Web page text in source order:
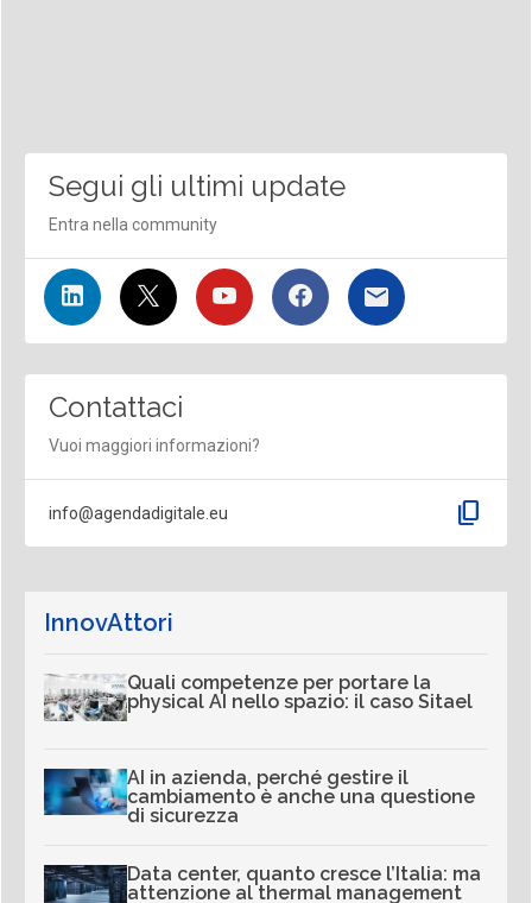
Segui gli ultimi update
Entra nella community
Contattaci
Vuoi maggiori informazioni?
info@agendadigitale.eu content_copy
InnovAttori
Quali competenze per portare la
physical AI nello spazio: il caso Sitael
AI in azienda, perché gestire il
cambiamento è anche una questione
di sicurezza
Data center, quanto cresce l’Italia: ma
attenzione al thermal management